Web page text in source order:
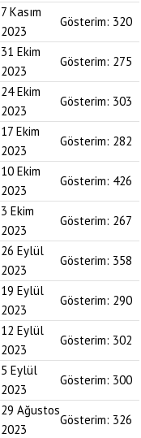
7 Kasım
2023
Gösterim: 320
31 Ekim
2023
Gösterim: 275
24 Ekim
2023
Gösterim: 303
17 Ekim
2023
Gösterim: 282
10 Ekim
2023
Gösterim: 426
3 Ekim
2023
Gösterim: 267
26 Eylül
2023
Gösterim: 358
19 Eylül
2023
Gösterim: 290
12 Eylül
2023
Gösterim: 302
5 Eylül
2023
Gösterim: 300
29 Ağustos
2023
Gösterim: 326